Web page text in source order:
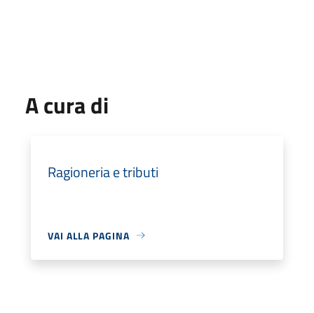
A cura di
Ragioneria e tributi
VAI ALLA PAGINA